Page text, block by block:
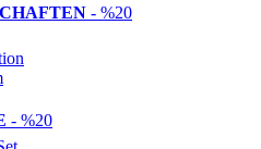
- %20
- %20